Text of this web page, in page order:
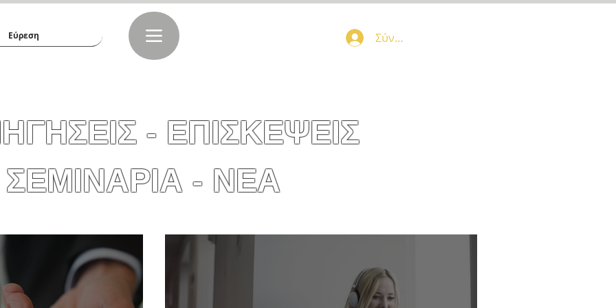
Σύνδεση
- ΕΠΙΣΚΕΨΕΙΣ
ΣΕΜΙΝΑΡΙΑ - ΝΕΑ